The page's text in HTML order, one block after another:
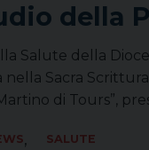
della
Salute della
Sacra
di Tours”,
,
SALUTE